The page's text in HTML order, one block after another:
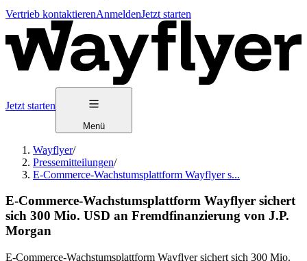
Vertrieb kontaktierenAnmeldenJetzt starten
Jetzt starten
Menü
Wayflyer/
Pressemitteilungen/
E-Commerce-Wachstumsplattform Wayflyer s...
E-Commerce-Wachstumsplattform Wayflyer sichert
sich 300 Mio. USD an Fremdfinanzierung von J.P.
Morgan
E-Commerce-Wachstumsplattform Wayflyer sichert sich 300 Mio.